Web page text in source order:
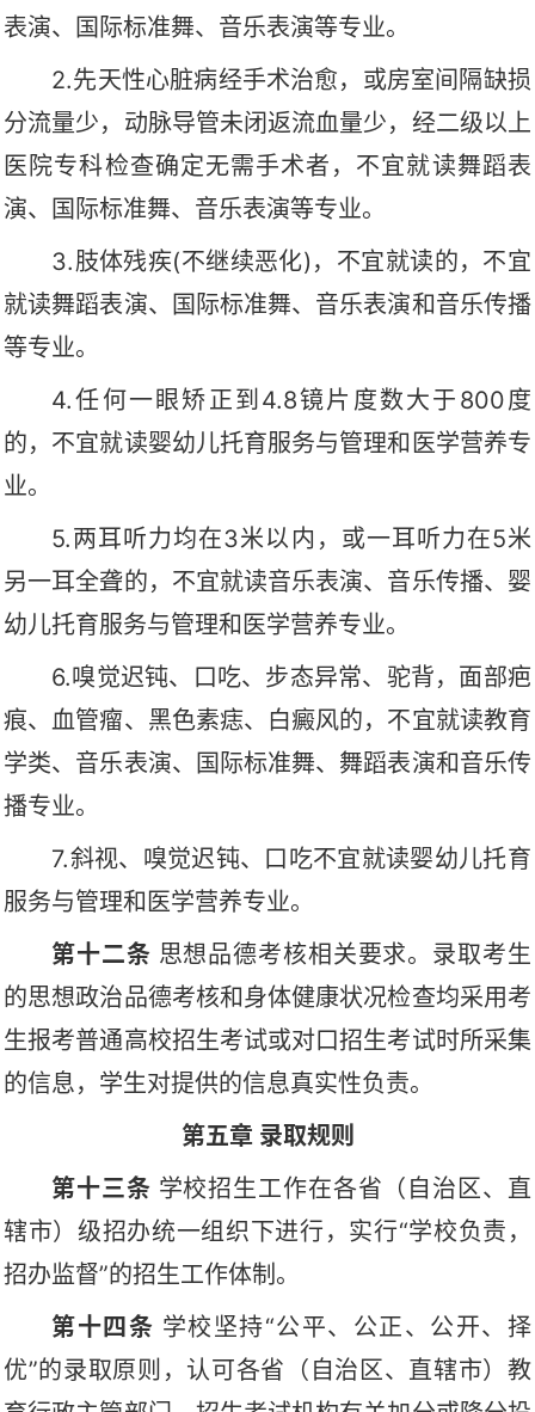
表演、国际标准舞、音乐表演等专业。
2.先天性心脏病经手术治愈，或房室间隔缺损
分流量少，动脉导管未闭返流血量少，经二级以上
医院专科检查确定无需手术者，不宜就读舞蹈表
演、国际标准舞、音乐表演等专业。
3.肢体残疾(不继续恶化)，不宜就读的，不宜
就读舞蹈表演、国际标准舞、音乐表演和音乐传播
等专业。
4.任何一眼矫正到4.8镜片度数大于800度
的，不宜就读婴幼儿托育服务与管理和医学营养专
业。
5.两耳听力均在3米以内，或一耳听力在5米
另一耳全聋的，不宜就读音乐表演、音乐传播、婴
幼儿托育服务与管理和医学营养专业。
6.嗅觉迟钝、口吃、步态异常、驼背，面部疤
痕、血管瘤、黑色素痣、白癜风的，不宜就读教育
学类、音乐表演、
国际标准舞、 舞蹈表演和音乐传
播专业。
7.斜视、嗅觉迟钝、口吃不宜就读婴幼儿托育
服务与管理和医学营养专业。
第十二条 思想品德考核相关要求。 录取考生
的思想政治品德考核和身体健康状况检查均采用考
生报考普通高校招生考试或对口招生考试时所采集
的信息，学生对提供的信息真实性负责。
第五章 录取规则
第十三条 学校招生工作在各省（自治区、直
辖市）级招办统一组织下进行，实行“学校负责，
招办监督”的招生工作体制。
第十四条 学校坚持“公平、公正、公开、择
优”的录取原则，认可各省（自治区、直辖市）教